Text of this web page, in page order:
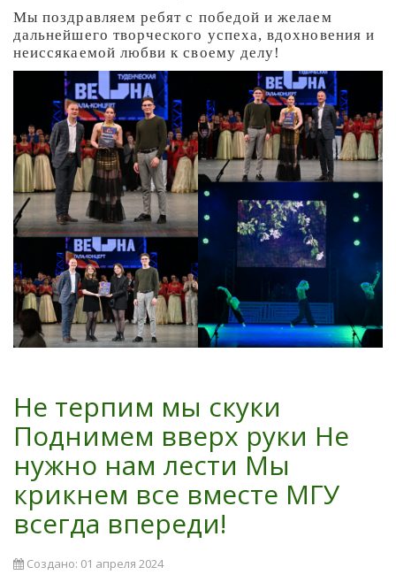
Мы поздравляем ребят с победой и желаем
дальнейшего творческого успеха, вдохновения и
неиссякаемой любви к своему делу!
Не терпим мы скуки
Поднимем вверх руки Не
нужно нам лести Мы
крикнем все вместе МГУ
всегда впереди!
Создано: 01 апреля 2024